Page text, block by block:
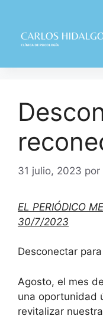
31 julio, 2023 por
EL PERIÓDICO
30/7/2023
Desconectar
Agosto, el mes
una oportunidad
revitalizar